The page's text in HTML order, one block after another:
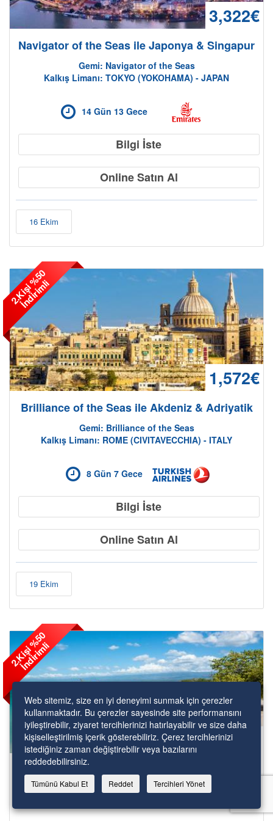
3,322€
Navigator of the Seas ile Japonya & Singapur
Gemi: Navigator of the Seas
Kalkış Limanı: TOKYO (YOKOHAMA) - JAPAN
14 Gün 13 Gece
Bilgi İste
Online Satın Al
16 Ekim
2
.
K
i
ş
i
%
5
0
İ
n
d
i
r
i
m
l
i
1,572€
Brilliance of the Seas ile Akdeniz & Adriyatik
Gemi: Brilliance of the Seas
Kalkış Limanı: ROME (CIVITAVECCHIA) - ITALY
8 Gün 7 Gece
Bilgi İste
Online Satın Al
19 Ekim
2
.
K
i
ş
i
%
5
0
İ
n
d
i
r
i
m
l
i
1,872€
Freedom of the Seas ile Güney Karayipler
Gemi: Freedom of the Seas
Web sitemiz, size en iyi deneyimi sunmak için çerezler
kullanmaktadır. Bu çerezler sayesinde site performansını
iyileştirebilir, ziyaret tercihlerinizi hatırlayabilir ve size daha
kişiselleştirilmiş içerik gösterebiliriz. Çerez tercihlerinizi
istediğiniz zaman değiştirebilir veya bazılarını
reddedebilirsiniz.
Tümünü Kabul Et Reddet Tercihleri Yönet